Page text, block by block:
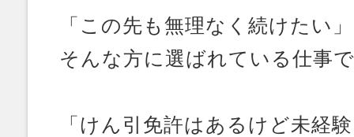
「この先も無理なく続けたい」
そんな方に選ばれている仕事
「けん引免許はあるけど未経